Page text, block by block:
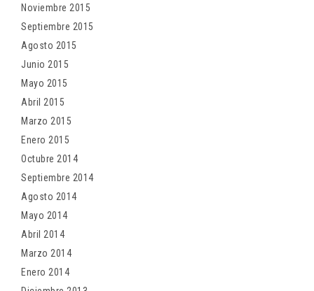
Noviembre 2015
Septiembre 2015
Agosto 2015
Junio 2015
Mayo 2015
Abril 2015
Marzo 2015
Enero 2015
Octubre 2014
Septiembre 2014
Agosto 2014
Mayo 2014
Abril 2014
Marzo 2014
Enero 2014